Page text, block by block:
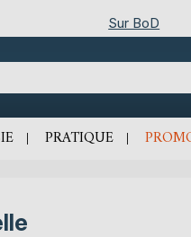
Sur BoD
PRATIQUE